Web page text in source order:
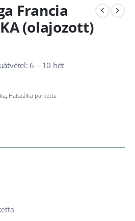
Francia
(olajozott)
6 – 10 hét
Halszálka parketta